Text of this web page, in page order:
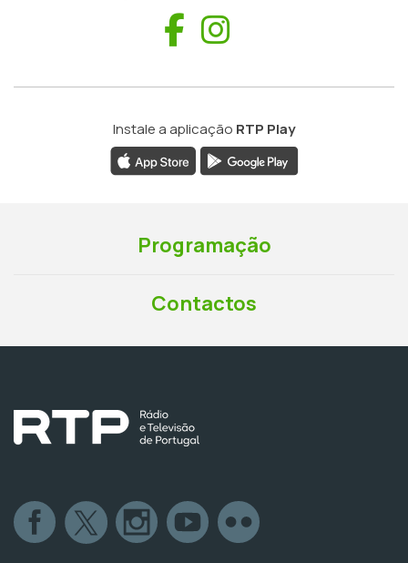
Facebook
Instale a aplicação RTP Play
Programação
Contactos